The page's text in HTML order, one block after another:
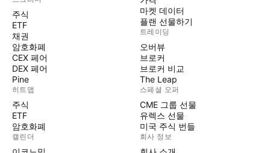
주식
ETF
채권
암호화폐
CEX 페어
DEX 페어
Pine
히트맵
주식
ETF
암호화폐
캘린더
마켓 데이터
플랜 선물하기
트레이딩
오버뷰
브로커
브로커 비교
The Leap
스페셜 오퍼
CME 그룹 선물
유렉스 선물
미국 주식 번들
회사 정보